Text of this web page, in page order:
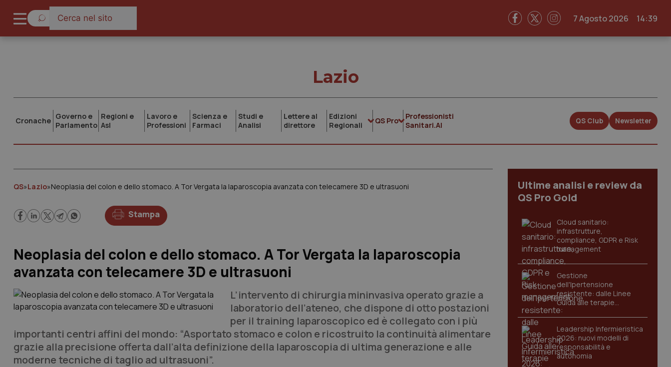
7 Agosto 2026 14:39
Lazio
Cronache Governo e
Parlamento
Regioni e
Asl
Lavoro e
Professioni
Scienza e
Farmaci
Studi e
Analisi
Lettere al
direttore
Edizioni
Regionali
QS Pro
Professionisti
Sanitari.AI
QS Club Newsletter
QS»Lazio»Neoplasia del colon e dello stomaco. A Tor Vergata la laparoscopia avanzata con telecamere 3D e ultrasuoni
Stampa
Neoplasia del colon e dello stomaco. A Tor Vergata la laparoscopia
avanzata con telecamere 3D e ultrasuoni
L’intervento di chirurgia mininvasiva operato grazie a
laboratorio dell’ateneo, che dispone di otto postazioni
per il training laparoscopico ed è collegato con i più
importanti centri affini del mondo: “Asportato stomaco e colon e ricostruito la continuità alimentare
grazie alla precisione offerta dall’alta definizione della laparoscopia di ultima generazione e alle
moderne tecniche di taglio ad ultrasuoni”.
Ultime analisi e review da
QS Pro Gold
Cloud sanitario:
infrastrutture,
compliance, GDPR e Risk
management
Gestione
dell'Ipertensione
resistente: dalle Linee
Guida alle terapie
innovative
Leadership Infermieristica
2026: nuovi modelli di
responsabilità e
autonomia